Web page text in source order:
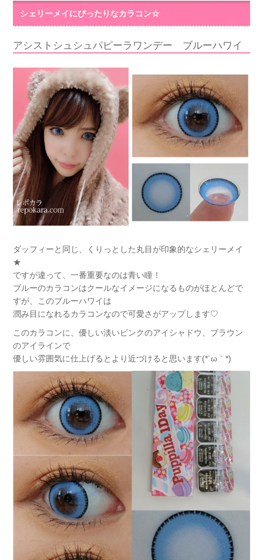
シェリーメイにぴったりなカラコン☆
アシストシュシュパピーラワンデー ブルーハワイ
ダッフィーと同じ、くりっとした丸目が印象的なシェリーメイ
★
ですが違って、一番重要なのは青い瞳！
ブルーのカラコンはクールなイメージになるものがほとんどで
すが、このブルーハワイは
潤み目になれるカラコンなので可愛さがアップします♡
このカラコンに、優しい淡いピンクのアイシャドウ、ブラウン
のアイラインで
優しい雰囲気に仕上げるとより近づけると思います(*´ω｀*)